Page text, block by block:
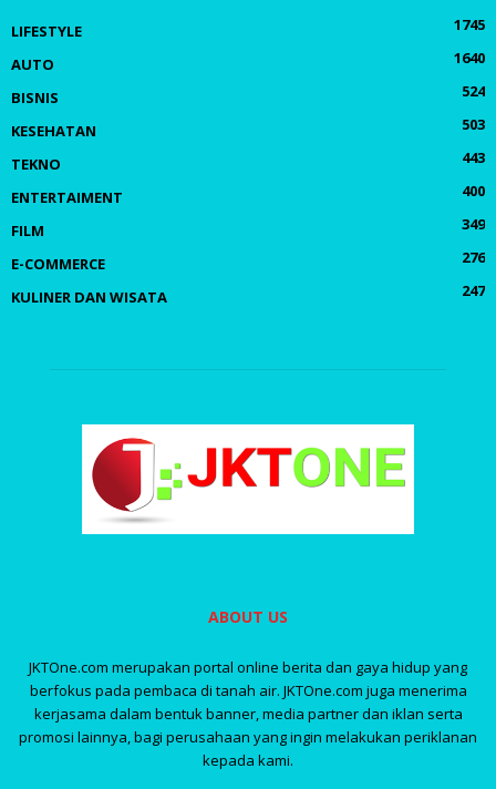
LIFESTYLE
1745
AUTO
1640
BISNIS
524
KESEHATAN
503
TEKNO
443
ENTERTAIMENT
400
FILM
349
E-COMMERCE
276
KULINER DAN WISATA
247
ABOUT US
JKTOne.com merupakan portal online berita dan gaya hidup yang
berfokus pada pembaca di tanah air. JKTOne.com juga menerima
kerjasama dalam bentuk banner, media partner dan iklan serta
promosi lainnya, bagi perusahaan yang ingin melakukan periklanan
kepada kami.